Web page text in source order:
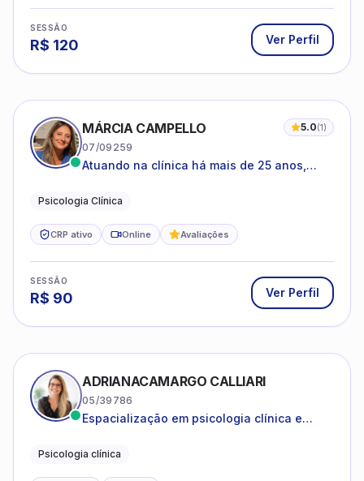
SESSÃO
R$ 120 Ver Perfil
MÁRCIA CAMPELLO 5.0(1)
07/09259
Atuando na clínica há mais de 25 anos,
estruturas, com experiência em
Psicologia Clínica
CRP ativo Online Avaliações
SESSÃO
R$ 90 Ver Perfil
ADRIANACAMARGO CALLIARI
05/39786
Espacialização em psicologia clínica e
Psicologia clínica